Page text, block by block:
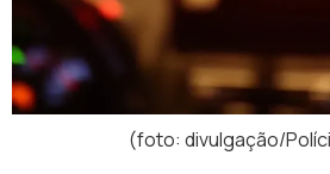
(foto: divulgação/